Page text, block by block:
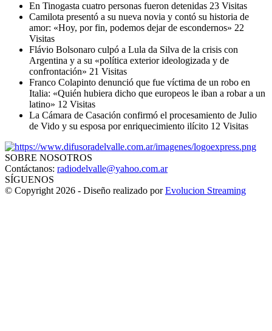
En Tinogasta cuatro personas fueron detenidas 23 Visitas
Camilota presentó a su nueva novia y contó su historia de
amor: «Hoy, por fin, podemos dejar de escondernos» 22
Visitas
Flávio Bolsonaro culpó a Lula da Silva de la crisis con
Argentina y a su «política exterior ideologizada y de
confrontación» 21 Visitas
Franco Colapinto denunció que fue víctima de un robo en
Italia: «Quién hubiera dicho que europeos le iban a robar a un
latino» 12 Visitas
La Cámara de Casación confirmó el procesamiento de Julio
de Vido y su esposa por enriquecimiento ilícito 12 Visitas
SOBRE NOSOTROS
Contáctanos: radiodelvalle@yahoo.com.ar
SÍGUENOS
© Copyright 2026 - Diseño realizado porEvolucion Streaming